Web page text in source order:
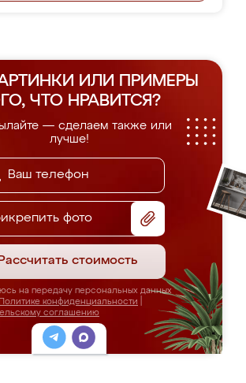
ИЛИ ПРИМЕРЫ
ЧТО НРАВИТСЯ?
— сделаем также или
лучше!
фото
Рассчитать стоимость
на передачу персональных данных
Политике конфиденциальности
соглашению